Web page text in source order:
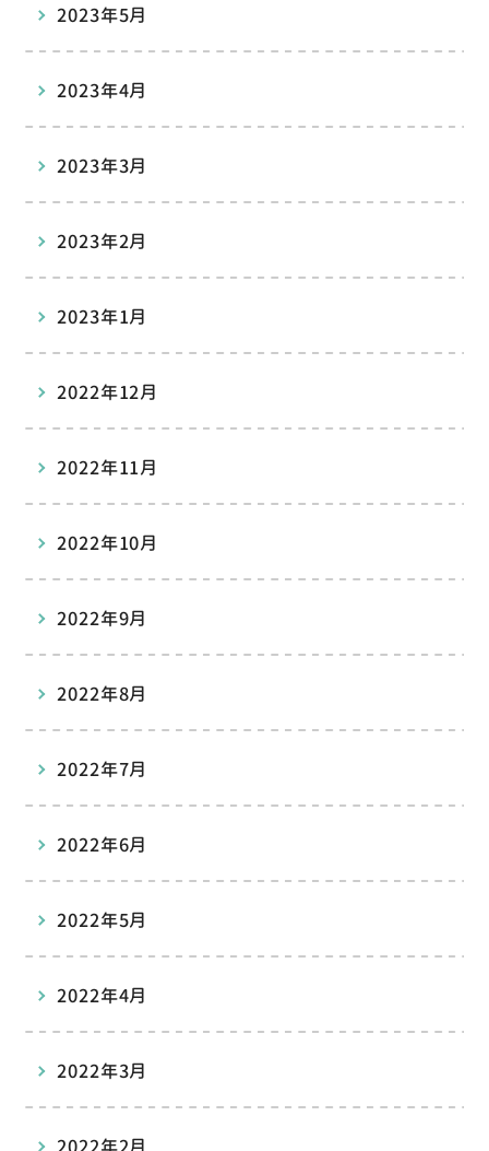
2023年5月
2023年4月
2023年3月
2023年2月
2023年1月
2022年12月
2022年11月
2022年10月
2022年9月
2022年8月
2022年7月
2022年6月
2022年5月
2022年4月
2022年3月